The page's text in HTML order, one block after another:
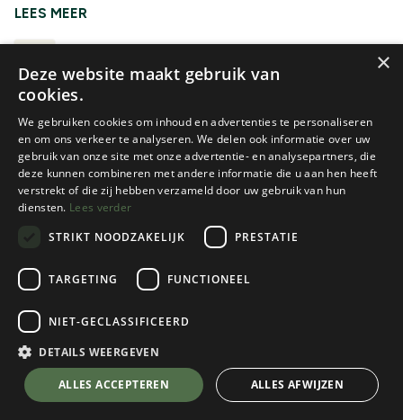
materiaal wilt meenemen dan in een gewone rugzak.
Afhankelijk van het model draag je de tas aan de
handgrepen, over de schouder of met verborgen
schouderriemen als rugzak.
Reistassen bestaan in verschillende volumes en
uitvoeringen. Sommige modellen zijn licht en compact,
terwijl andere voorzien zijn van wieltjes, extra versteviging
of afzonderlijke vakken voor schoenen en vuil materiaal.
Let bij je keuze vooral op de inhoud, het draagcomfort en
de manier waarop je de tas het vaakst zult vervoeren.
Eagle Creek
TARMAC XE 2-WHEEL 95L
1 color(s) available
€379,95 € 265,97
Eagle Creek
×
Deze website maakt gebruik van
cookies.
We gebruiken cookies om inhoud en advertenties te personaliseren
en om ons verkeer te analyseren. We delen ook informatie over uw
gebruik van onze site met onze advertentie- en analysepartners, die
deze kunnen combineren met andere informatie die u aan hen heeft
verstrekt of die zij hebben verzameld door uw gebruik van hun
diensten. Lees verder
STRIKT NOODZAKELIJK
PRESTATIE
TARGETING FUNCTIONEEL
NIET-GECLASSIFICEERD
DETAILS WEERGEVEN
ALLES ACCEPTEREN ALLES AFWIJZEN